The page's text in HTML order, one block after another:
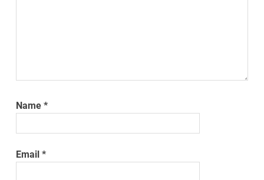
Name*
Email*